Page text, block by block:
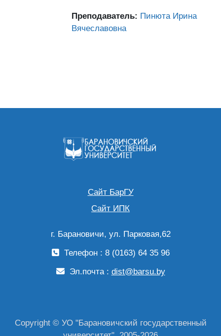
Преподаватель: Пинюта Ирина
Вячеславовна
Сайт БарГУ
Сайт ИПК
г. Барановичи, ул. Парковая,62
Телефон : 8 (0163) 64 35 96
Эл.почта : dist@barsu.by
Copyright © УО "Барановичский государственный